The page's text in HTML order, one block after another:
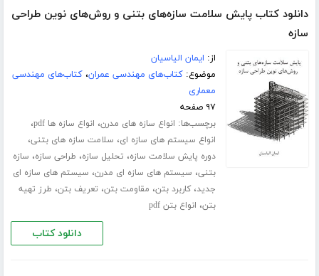
دانلود کتاب پایش سلامت سازه‌های بتنی و روش‌های نوین طراحی
سازه
از: ایمان الیاسیان
موضوع:کتاب‌های مهندسی عمران،کتاب‌های مهندسی
معماری
۹۷ صفحه
برچسب‌ها: انواع سازه های مدرن، انواع سازه ها pdf ،
انواع سیستم های سازه ای، سلامت سازه های بتنی،
دوره پایش سلامت سازه، تحلیل سازه، طراحی سازه، سازه
بتنی، سیستم های سازه ای مدرن، سیستم های سازه ای
جدید،کاربرد بتن، مقاومت بتن، تعریف بتن، طرز تهیه
بتن، انواع بتن pdf
دانلود کتاب